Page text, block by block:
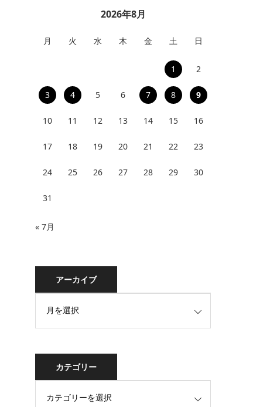
2026年8月
月 火 水 木 金 土 日
1 2
3 4 5 6 7 8 9
10 11 12 13 14 15 16
17 18 19 20 21 22 23
24 25 26 27 28 29 30
31
« 7月
アーカイブ
カテゴリー